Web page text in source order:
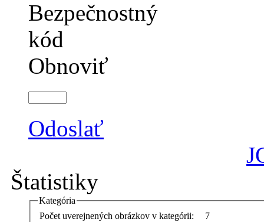
Obnoviť
Odoslať
Štatistiky
Kategória
Počet uverejnených obrázkov v kategórii:
7